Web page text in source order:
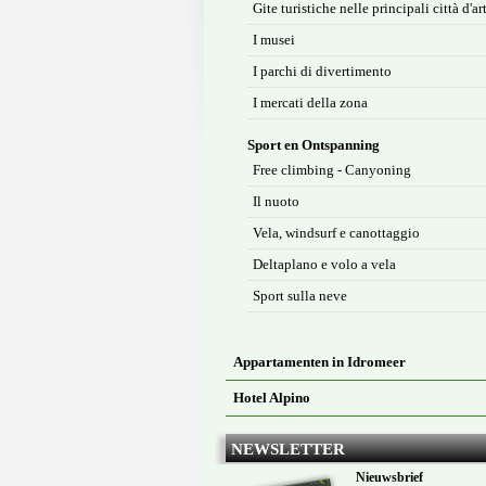
Gite turistiche nelle principali città
I musei
I parchi di divertimento
I mercati della zona
Sport en Ontspanning
Free climbing - Canyoning
Il nuoto
Vela, windsurf e canottaggio
Deltaplano e volo a vela
Sport sulla neve
Appartamenten in Idromeer
Hotel Alpino
NEWSLETTER
Nieuwsbrief